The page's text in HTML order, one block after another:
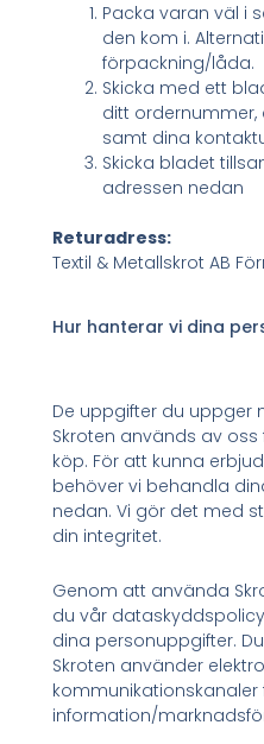
Packa varan väl i
den kom i.
förpackning/låda.
Skicka med ett
ditt ordernummer,
samt dina
Skicka bladet
adressen nedan
Returadress:
Textil & Metallskrot AB
Hur hanterar vi dina
De uppgifter du uppger
Skroten används av
köp. För att kunna
behöver vi behandla
nedan. Vi gör det med
din integritet.
Genom att använda
du vår
dina personuppgifter.
Skroten använder
kommunikationskanaler
information/